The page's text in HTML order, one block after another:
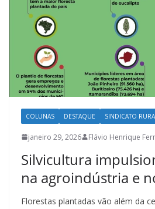
COLUNAS DESTAQUE SINDICATO
janeiro 29, 2026 Flávio Henrique
Silvicultura
na agroindústria e
Florestas plantadas vão além da